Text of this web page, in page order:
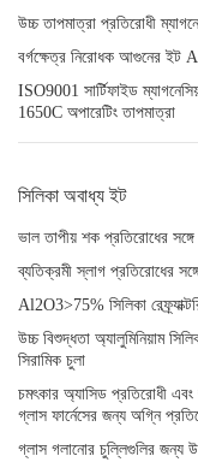
উচ্চ তাপমাত্রা প্রতিরোধী
বর্গক্ষেত্র নিরোধক আগুনের ইট
ISO9001 সার্টিফাইড
1650C অপারেটিং তাপমাত্রা
সিলিকা অবাধ্য ইট
ভাল তাপীয় শক প্রতিরোধের
ব্যতিক্রমী স্লাগ প্রতিরোধের
Al2O3>75% সিলিকা
উচ্চ বিশুদ্ধতা অ্যালুমিনিয়াম
সিরামিক চুলা
চমৎকার অ্যাসিড প্রতিরোধী
গ্লাস ফার্নেসের জন্য অগ্নি
গ্লাস গলানোর চুল্লিগুলির জন্য